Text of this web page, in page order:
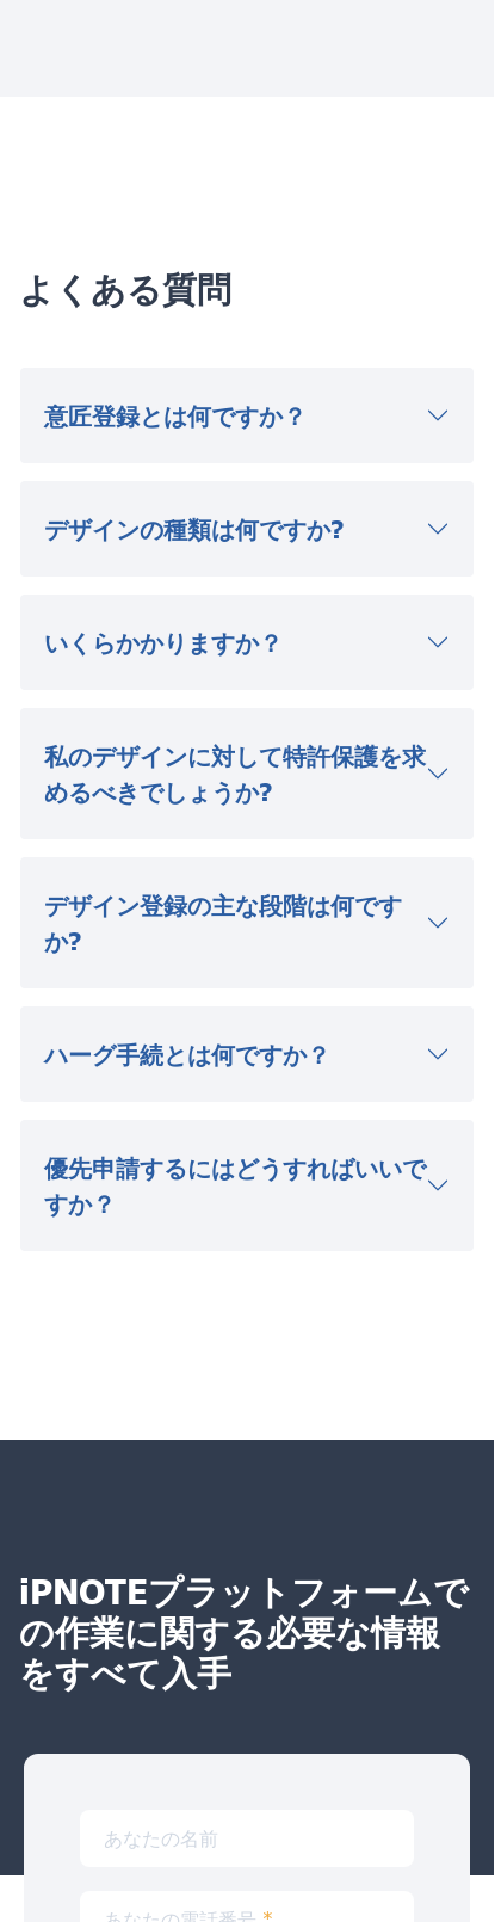
よくある質問
意匠登録とは何ですか？
デザインの種類は何ですか?
いくらかかりますか？
私のデザインに対して特許保護を求
めるべきでしょうか?
デザイン登録の主な段階は何です
か?
ハーグ手続とは何ですか？
優先申請するにはどうすればいいで
すか？
iPNOTEプラットフォームで
の作業に関する必要な情報
をすべて入手
あなたの名前